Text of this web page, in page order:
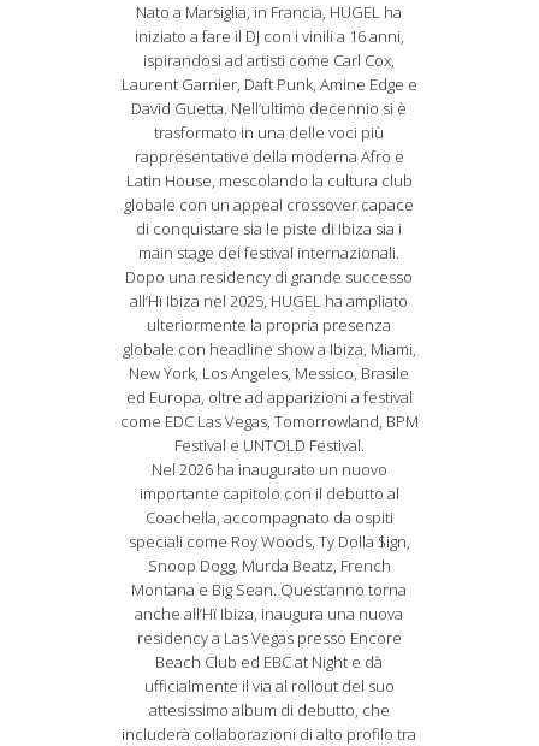
Nato a Marsiglia, in Francia, HUGEL ha
iniziato a fare il DJ con i vinili a 16 anni,
ispirandosi ad artisti come Carl Cox,
Laurent Garnier, Daft Punk, Amine Edge e
David Guetta. Nell’ultimo decennio si è
trasformato in una delle voci più
rappresentative della moderna Afro e
Latin House, mescolando la cultura club
globale con un appeal crossover capace
di conquistare sia le piste di Ibiza sia i
main stage dei festival internazionali.
Dopo una residency di grande successo
all’Hï Ibiza nel 2025, HUGEL ha ampliato
ulteriormente la propria presenza
globale con headline show a Ibiza, Miami,
New York, Los Angeles, Messico, Brasile
ed Europa, oltre ad apparizioni a festival
come EDC Las Vegas, Tomorrowland, BPM
Festival e UNTOLD Festival.
Nel 2026 ha inaugurato un nuovo
importante capitolo con il debutto al
Coachella, accompagnato da ospiti
speciali come Roy Woods, Ty Dolla $ign,
Snoop Dogg, Murda Beatz, French
Montana e Big Sean. Quest’anno torna
anche all’Hï Ibiza, inaugura una nuova
residency a Las Vegas presso Encore
Beach Club ed EBC at Night e dà
ufficialmente il via al rollout del suo
attesissimo album di debutto, che
includerà collaborazioni di alto profilo tra